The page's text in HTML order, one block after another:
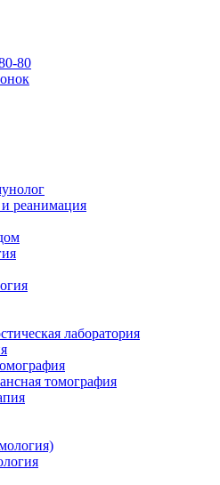
80
реанимация
лаборатория
томография